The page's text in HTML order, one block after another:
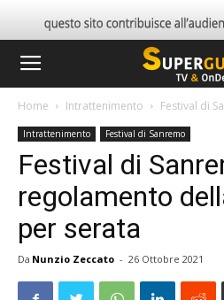
Home Intrattenimento Festival di
Intrattenimento Festival di Sanremo
Festival di
regolamento
per serata
Da Nunzio Zeccato - 26 Ottobre 2021